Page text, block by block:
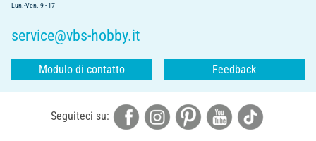
Lun.-Ven. 9 - 17
service@vbs-hobby.it
Modulo di contatto Feedback
Seguiteci su: